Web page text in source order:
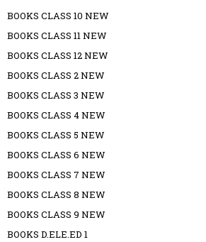
BOOKS CLASS 10 NEW
BOOKS CLASS 11 NEW
BOOKS CLASS 12 NEW
BOOKS CLASS 2 NEW
BOOKS CLASS 3 NEW
BOOKS CLASS 4 NEW
BOOKS CLASS 5 NEW
BOOKS CLASS 6 NEW
BOOKS CLASS 7 NEW
BOOKS CLASS 8 NEW
BOOKS CLASS 9 NEW
BOOKS D.ELE.ED 1